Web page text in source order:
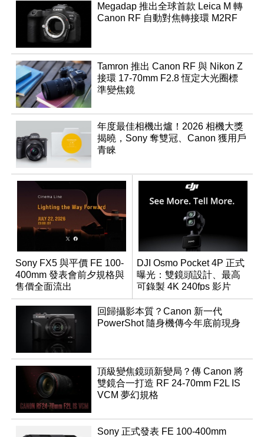
Megadap 推出全球首款 Leica M 轉
Canon RF 自動對焦轉接環 M2RF
Tamron 推出 Canon RF 與 Nikon Z
接環 17-70mm F2.8 恆定大光圈標
準變焦鏡
年度最佳相機出爐！2026 相機大獎
揭曉，Sony 奪雙冠、Canon 獲用戶
青睞
Sony FX5 與平價 FE 100-
400mm 發表會前夕規格與
售價全面流出
DJI Osmo Pocket 4P 正式
曝光：雙鏡頭設計、最高
可錄製 4K 240fps 影片
回歸攝影本質？Canon 新一代
PowerShot 隨身機傳今年底前現身
頂級變焦鏡頭新變局？傳 Canon 將
雙鏡合一打造 RF 24-70mm F2L IS
VCM 夢幻規格
Sony 正式發表 FE 100-400mm